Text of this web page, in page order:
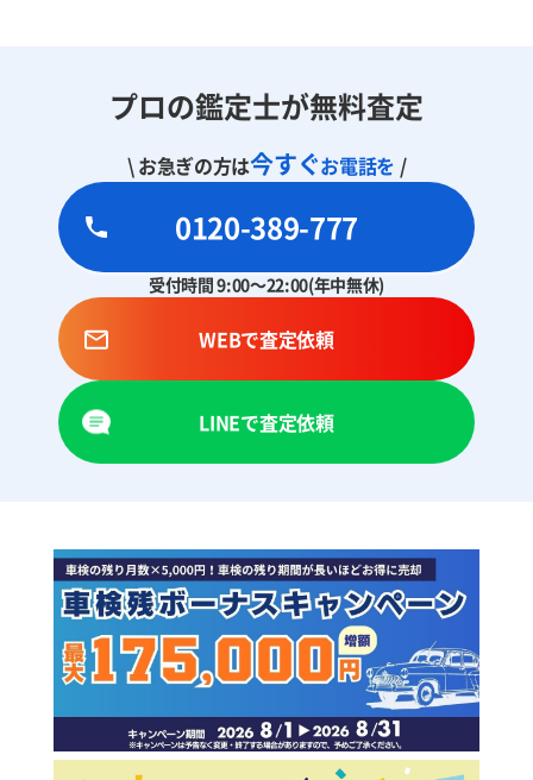
プロの鑑定士が無料査定
\ お急ぎの方は今すぐお電話を /
0120-389-777
受付時間 9:00～22:00(年中無休)
WEBで査定依頼
LINEで査定依頼